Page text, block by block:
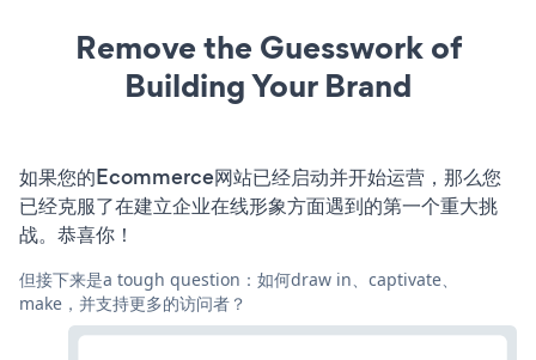
Remove the Guesswork of
Building Your Brand
如果您的Ecommerce网站已经启动并开始运营，那么您
已经克服了在建立企业在线形象方面遇到的第一个重大挑
战。恭喜你！
但接下来是a tough question：如何draw in、captivate、
make，并支持更多的访问者？